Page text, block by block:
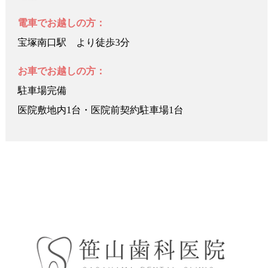
電車でお越しの方：
宝塚南口駅 より徒歩3分
お車でお越しの方：
駐車場完備
医院敷地内1台・医院前契約駐車場1台